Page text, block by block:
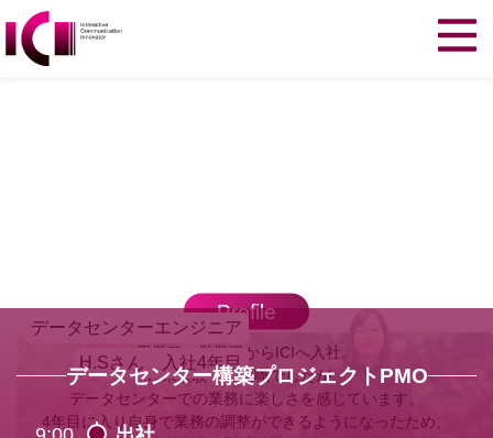
Profile
異業種の営業職からICIへ入社。
IT未経験での転職でしたが、
データセンターでの業務に楽しさを感じています。
4年目に入り自身で業務の調整ができるようになったため、
データセンターエンジニア
H.Sさん 入社4年目
データセンター構築プロジェクトPMO